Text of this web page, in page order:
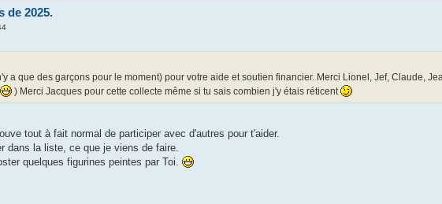
de 2025.
a que des garçons pour le moment) pour votre aide et soutien financier. Merci Lionel, Jef, Claude,
) Merci Jacques pour cette collecte même si tu sais combien j'y étais réticent
tout à fait normal de participer avec d'autres pour t'aider.
dans la liste, ce que je viens de faire.
quelques figurines peintes par Toi.